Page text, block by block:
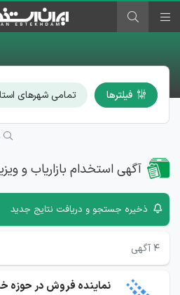
فیلترها تمامی شهرهای
آگهی استخدام بازاریاب و
ذخیره جستجو و دریافت نتایج جدید
۴ آگهی